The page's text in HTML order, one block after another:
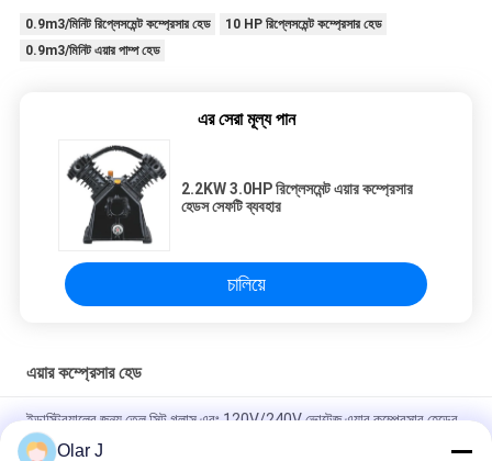
0.9m3/মিনিট রিপ্লেসমেন্ট কম্প্রেসার হেড
10 HP রিপ্লেসমেন্ট কম্প্রেসার হেড
0.9m3/মিনিট এয়ার পাম্প হেড
এর সেরা মূল্য পান
2.2KW 3.0HP রিপ্লেসমেন্ট এয়ার কম্প্রেসার
হেডস সেফটি ব্যবহার
চালিয়ে
এয়ার কম্প্রেসার হেড
ইন্ডাস্ট্রিয়ালের জন্য তেল সিট গ্লাস এবং 120V/240V ভোল্টেজ এয়ার কম্প্রেসার হেডের
3 এইচপি হর্স পাওয়ার
Olar J